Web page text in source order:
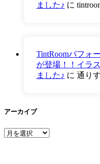
ました♪ に
TintRoomパフォ
が登場！！イラ
ました♪ に 通り
アーカイブ
ア